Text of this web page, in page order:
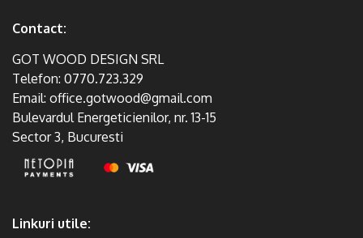
Contact:
GOT WOOD DESIGN SRL
Telefon: 0770.723.329
Email: office.gotwood@gmail.com
Bulevardul Energeticienilor, nr. 13-15
Sector 3, Bucuresti
Linkuri utile: